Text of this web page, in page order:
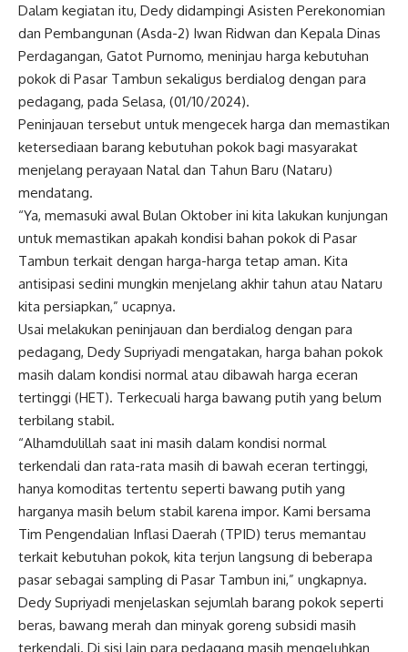
Dalam kegiatan itu, Dedy didampingi Asisten Perekonomian
dan Pembangunan (Asda-2) Iwan Ridwan dan Kepala Dinas
Perdagangan, Gatot Purnomo, meninjau harga kebutuhan
pokok di Pasar Tambun sekaligus berdialog dengan para
pedagang, pada Selasa, (01/10/2024).
Peninjauan tersebut untuk mengecek harga dan memastikan
ketersediaan barang kebutuhan pokok bagi masyarakat
menjelang perayaan Natal dan Tahun Baru (Nataru)
mendatang.
“Ya, memasuki awal Bulan Oktober ini kita lakukan kunjungan
untuk memastikan apakah kondisi bahan pokok di Pasar
Tambun terkait dengan harga-harga tetap aman. Kita
antisipasi sedini mungkin menjelang akhir tahun atau Nataru
kita persiapkan,” ucapnya.
Usai melakukan peninjauan dan berdialog dengan para
pedagang, Dedy Supriyadi mengatakan, harga bahan pokok
masih dalam kondisi normal atau dibawah harga eceran
tertinggi (HET). Terkecuali harga bawang putih yang belum
terbilang stabil.
“Alhamdulillah saat ini masih dalam kondisi normal
terkendali dan rata-rata masih di bawah eceran tertinggi,
hanya komoditas tertentu seperti bawang putih yang
harganya masih belum stabil karena impor. Kami bersama
Tim Pengendalian Inflasi Daerah (TPID) terus memantau
terkait kebutuhan pokok, kita terjun langsung di beberapa
pasar sebagai sampling di Pasar Tambun ini,” ungkapnya.
Dedy Supriyadi menjelaskan sejumlah barang pokok seperti
beras, bawang merah dan minyak goreng subsidi masih
terkendali. Di sisi lain para pedagang masih mengeluhkan